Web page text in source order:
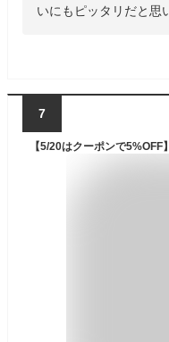
いにもピッタリだと思
7